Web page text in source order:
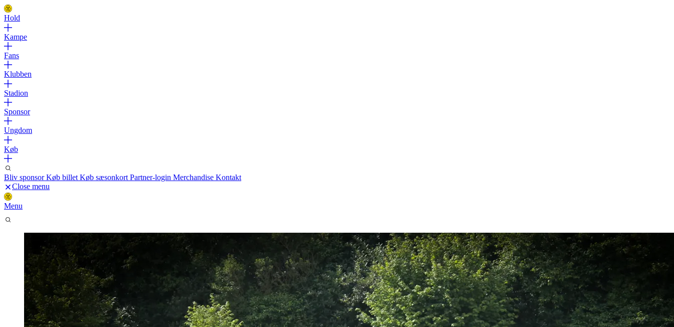
Hold
Kampe
Fans
Klubben
Stadion
Sponsor
Ungdom
Køb
Bliv sponsorKøb billet Køb sæsonkort Partner-login Merchandise Kontakt
Close menu
Menu